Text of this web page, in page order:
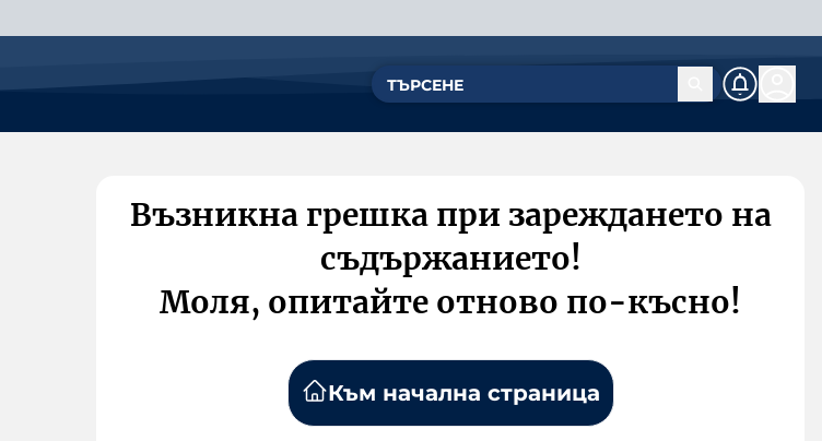
Възникна грешка при зареждането на
съдържанието!
Моля, опитайте отново по-късно!
Към начална страница